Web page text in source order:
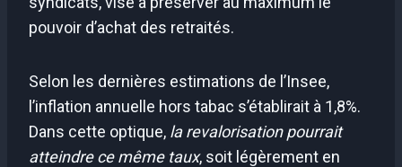
pouvoir d’achat des retraités.
Selon les dernières estimations de l’Insee,
l’inflation annuelle hors tabac s’établirait à 1,8%.
Dans cette optique, la revalorisation pourrait
atteindre ce même taux, soit légèrement en